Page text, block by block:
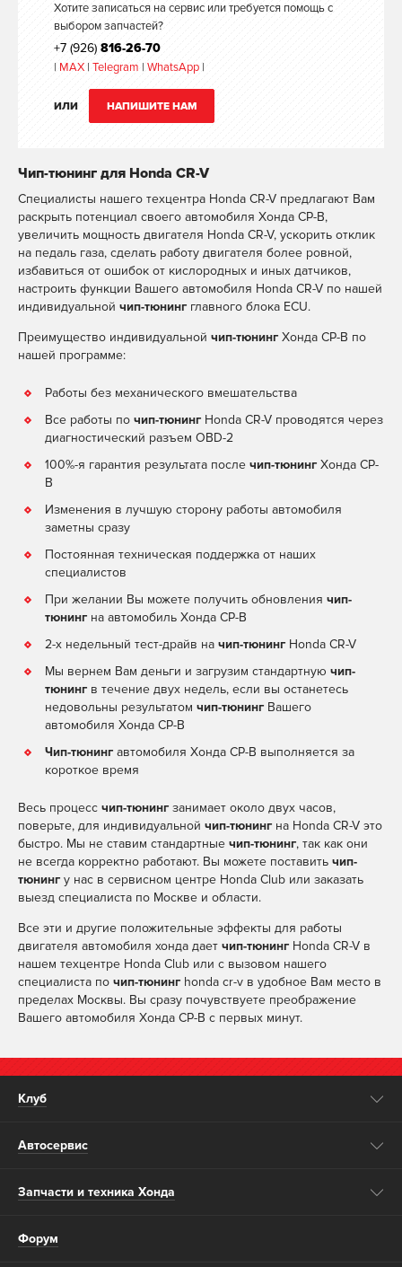
Хотите записаться на сервис или требуется помощь с
выбором запчастей?
+7 (926) 816-26-70
| MAX | Telegram | WhatsApp |
ИЛИ НАПИШИТЕ НАМ
Чип-тюнинг для Honda CR-V
Специалисты нашего техцентра Honda CR-V предлагают Вам
раскрыть потенциал своего автомобиля Хонда СР-В,
увеличить мощность двигателя Honda CR-V, ускорить отклик
на педаль газа, сделать работу двигателя более ровной,
избавиться от ошибок от кислородных и иных датчиков,
настроить функции Вашего автомобиля Honda CR-V по нашей
индивидуальной чип-тюнинг главного блока ECU.
Преимущество индивидуальной чип-тюнинг Хонда СР-В по
нашей программе:
Работы без механического вмешательства
Все работы по чип-тюнинг Honda CR-V проводятся через
диагностический разъем OBD-2
100%-я гарантия результата после чип-тюнинг Хонда СР-
В
Изменения в лучшую сторону работы автомобиля
заметны сразу
Постоянная техническая поддержка от наших
специалистов
При желании Вы можете получить обновления чип-
тюнинг на автомобиль Хонда СР-В
2-х недельный тест-драйв на чип-тюнинг Honda CR-V
Мы вернем Вам деньги и загрузим стандартную чип-
тюнинг в течение двух недель, если вы останетесь
недовольны результатом чип-тюнинг Вашего
автомобиля Хонда СР-В
Чип-тюнинг автомобиля Хонда СР-В выполняется за
короткое время
Весь процесс чип-тюнинг занимает около двух часов,
поверьте, для индивидуальной чип-тюнинг на Honda CR-V это
быстро. Мы не ставим стандартные чип-тюнинг, так как они
не всегда корректно работают. Вы можете поставить чип-
тюнинг у нас в сервисном центре Honda Club или заказать
выезд специалиста по Москве и области.
Все эти и другие положительные эффекты для работы
двигателя автомобиля хонда дает чип-тюнинг Honda CR-V в
нашем техцентре Honda Club или с вызовом нашего
специалиста по чип-тюнинг honda cr-v в удобное Вам место в
пределах Москвы. Вы сразу почувствуете преображение
Вашего автомобиля Хонда СР-В с первых минут.
Клуб
Автосервис
Запчасти и техника Хонда
Форум